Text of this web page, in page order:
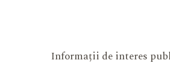
Informații de interes